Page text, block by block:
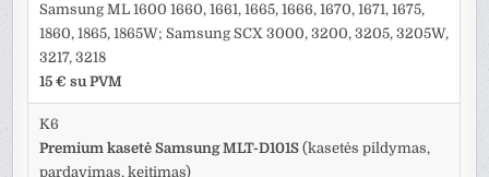
Samsung ML 1600 1660, 1661, 1665, 1666, 1670, 1671, 1675,
1860, 1865, 1865W; Samsung SCX 3000, 3200, 3205, 3205W,
3217, 3218
15 € su PVM
K6
Premium kasetė Samsung MLT-D101S (kasetės pildymas,
pardavimas, keitimas)